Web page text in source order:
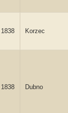
1838 Korzec
1838 Dubno